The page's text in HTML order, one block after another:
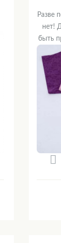
Разве
нет!
быть